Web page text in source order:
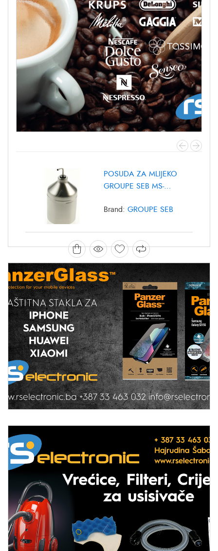
POSUDA ZA MLIJEKO
GROUPE SEB MS-
Brand:GROUPE SEB